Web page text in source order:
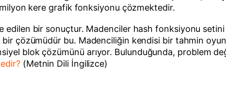
milyon kere grafik fonksiyonu çözmektedir.
edilen bir sonuçtur. Madenciler hash fonksiyonu
çözümüdür bu. Madenciliğin kendisi bir tahmin
blok çözümünü arıyor. Bulunduğunda, problem
(Metnin Dili İngilizce)